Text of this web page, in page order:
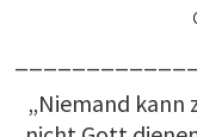
„Niemand